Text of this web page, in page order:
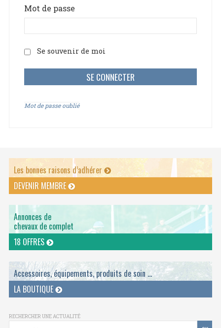
Mot de passe
Se souvenir de moi
Mot de passe oublié
Les bonnes raisons d’adhérer
DEVENIR MEMBRE
Annonces de
chevaux de complet
18 OFFRES
Accessoires, équipements, produits de soin ...
LA BOUTIQUE
RECHERCHER UNE ACTUALITÉ